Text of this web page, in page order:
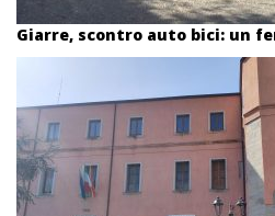
Giarre, scontro auto bici: un